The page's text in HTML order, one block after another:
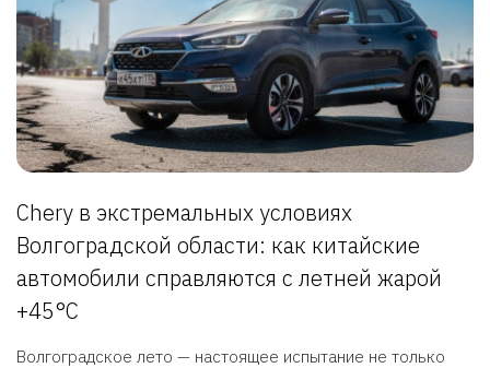
Chery в экстремальных условиях
Волгоградской области: как китайские
автомобили справляются с летней жарой
+45°C
Волгоградское лето — настоящее испытание не только